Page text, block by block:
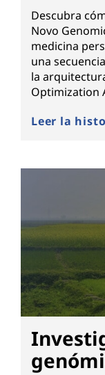
Descubra
Novo
medicina
una
la
Optimization
Leer la